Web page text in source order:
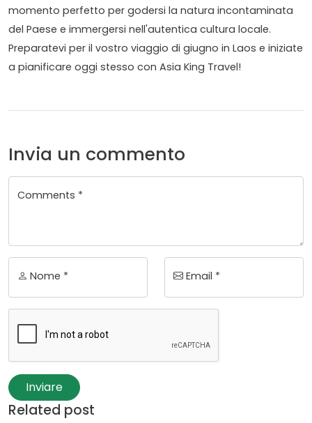
momento perfetto per godersi la natura incontaminata
del Paese e immergersi nell'autentica cultura locale.
Preparatevi per il vostro viaggio di giugno in Laos e iniziate
a pianificare oggi stesso con Asia King Travel!
Invia un commento
Comments *
Nome * Email *
Inviare
Related post